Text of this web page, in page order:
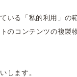
いる「私的利用」の
のコンテンツの複製
します。